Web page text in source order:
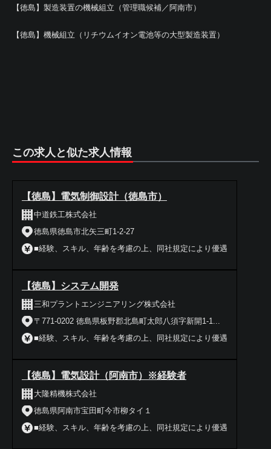
【徳島】製造装置の機械組立（管理職候補／阿南市）
【徳島】機械組立（リチウムイオン電池等の大型製造装置）
この求人と似た求人情報
【徳島】電気制御設計（徳島市）
中道鉄工株式会社
徳島県徳島市北矢三町1-2-27
■経験、スキル、年齢を考慮の上、同社規定により優遇
【徳島】システム開発
三和プラントエンジニアリング株式会社
〒771-0202 徳島県板野郡北島町太郎八須字新開1-1...
■経験、スキル、年齢を考慮の上、同社規定により優遇
【徳島】電気設計（阿南市）※経験者
大隆精機株式会社
徳島県阿南市宝田町今市柳タイ１
■経験、スキル、年齢を考慮の上、同社規定により優遇